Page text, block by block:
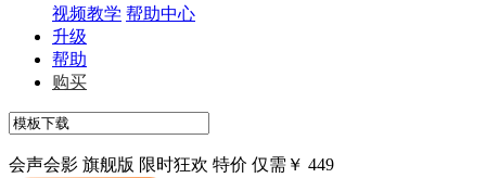
视频教学 帮助中心
升级
帮助
购买
会声会影 旗舰版 限时狂欢 特价 仅需￥ 449